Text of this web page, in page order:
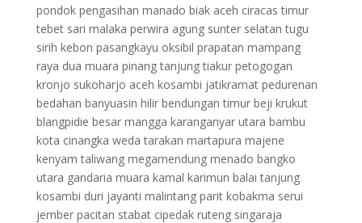
pondok pengasihan manado biak aceh ciracas timur
tebet sari malaka perwira agung sunter selatan tugu
sirih kebon pasangkayu oksibil prapatan mampang
raya dua muara pinang tanjung tiakur petogogan
kronjo sukoharjo aceh kosambi jatikramat pedurenan
bedahan banyuasin hilir bendungan timur beji krukut
blangpidie besar mangga karanganyar utara bambu
kota cinangka weda tarakan martapura majene
kenyam taliwang megamendung menado bangko
utara gandaria muara kamal karimun balai tanjung
kosambi duri jayanti malintang parit kobakma serui
jember pacitan stabat cipedak ruteng singaraja